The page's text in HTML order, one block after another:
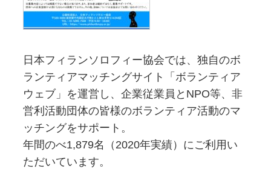
日本フィランソロフィー協会では、独自のボ
ランティアマッチングサイト「ボランティア
ウェブ」を運営し、企業従業員とNPO等、非
営利活動団体の皆様のボランティア活動のマ
ッチングをサポート。
年間のべ1,879名（2020年実績）にご利用い
ただいています。